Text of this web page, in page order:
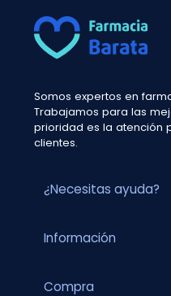
Somos expertos en
Trabajamos para las
prioridad es la atención
clientes.
¿Necesitas ayuda?
Información
Compra